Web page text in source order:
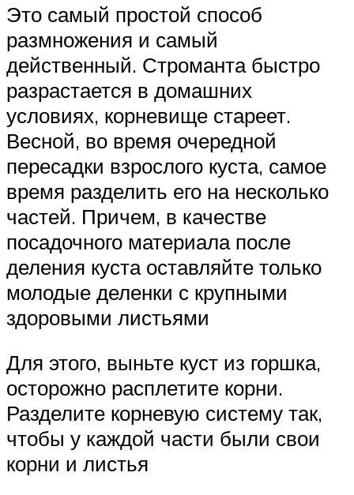
Это самый простой способ
размножения и самый
действенный. Строманта быстро
разрастается в домашних
условиях, корневище стареет.
Весной, во время очередной
пересадки взрослого куста, самое
время разделить его на несколько
частей. Причем, в качестве
посадочного материала после
деления куста оставляйте только
молодые деленки с крупными
здоровыми листьями
Для этого, выньте куст из горшка,
осторожно расплетите корни.
Разделите корневую систему так,
чтобы у каждой части были свои
корни и листья